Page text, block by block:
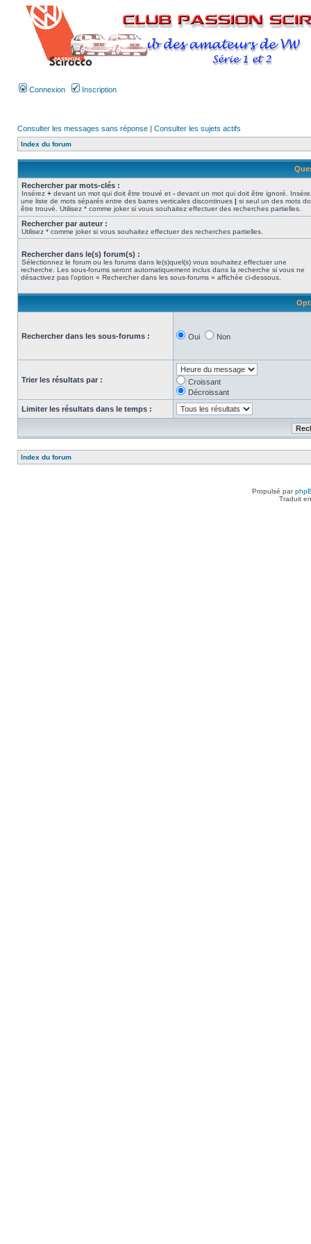
Connexion Inscription
Consulter les messages sans réponse | Consulter les sujets actifs
Index du forum
Rechercher par mots-clés :
Insérez + devant un mot qui doit être trouvé et - devant un mot qui doit être ignoré.
une liste de mots séparés entre des barres verticales discontinues | si seul un des mots
être trouvé. Utilisez * comme joker si vous souhaitez effectuer des recherches partielles.
Rechercher par auteur :
Utilisez * comme joker si vous souhaitez effectuer des recherches partielles.
Rechercher dans le(s) forum(s) :
Sélectionnez le forum ou les forums dans le(s)quel(s) vous souhaitez effectuer une
recherche. Les sous-forums seront automatiquement inclus dans la recherche si vous ne
désactivez pas l’option « Rechercher dans les sous-forums » affichée ci-dessous.
Rechercher dans les sous-forums : Oui Non
Trier les résultats par :
Croissant
Décroissant
Limiter les résultats dans le temps :
Index du forum
Propulsé par
Traduit